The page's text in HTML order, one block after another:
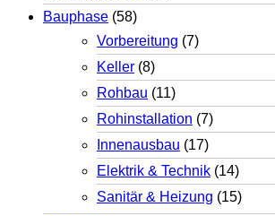
Bauphase (58)
Vorbereitung (7)
Keller (8)
Rohbau (11)
Rohinstallation (7)
Innenausbau (17)
Elektrik & Technik (14)
Sanitär & Heizung (15)